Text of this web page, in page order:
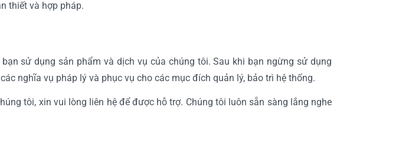
thiết và hợp pháp.
sử dụng sản phẩm và dịch vụ của chúng tôi. Sau khi bạn ngừng sử dụng
nghĩa vụ pháp lý và phục vụ cho các mục đích quản lý, bảo trì hệ thống.
tôi, xin vui lòng liên hệ để được hỗ trợ. Chúng tôi luôn sẵn sàng lắng nghe